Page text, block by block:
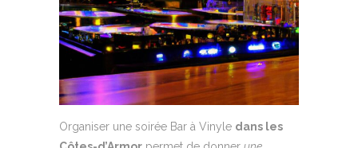
Organiser une soirée Bar à Vinyle dans les